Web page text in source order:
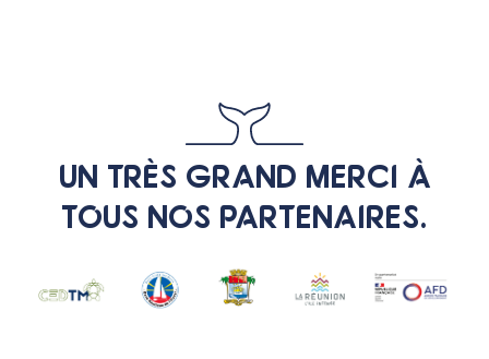
UN TRÈS GRAND MERCI À
TOUS NOS PARTENAIRES.